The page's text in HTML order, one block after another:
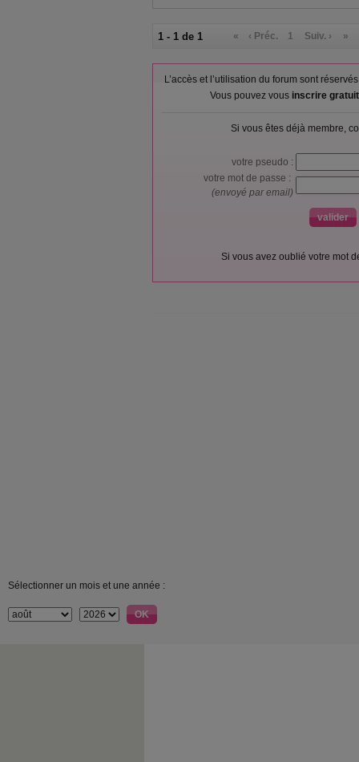
1 - 1 de 1 « ‹ Préc. 1 Suiv. › »
L’accès et l’utilisation du forum sont
Vous pouvez vous inscrire
Si vous êtes déjà membre,
votre pseudo :
votre mot de passe :
(envoyé par email)
Si vous avez oublié votre mot
Sélectionner un mois et une année :